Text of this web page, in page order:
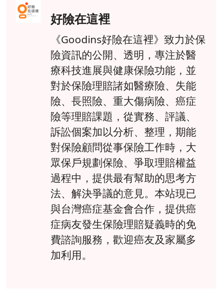
好險在這裡
《Goodins好險在這裡》致力於保
險資訊的公開、透明，專注於醫
療科技進展與健康保險功能，並
對於保險理賠諸如醫療險、失能
險、長照險、重大傷病險、癌症
險等理賠課題，從實務、評議、
訴訟個案加以分析、整理，期能
對保險顧問從事保險工作時，大
眾保戶規劃保險、爭取理賠權益
過程中，提供最有幫助的思考方
法、解決爭議的意見。本站現已
與台灣癌症基金會合作，提供癌
症病友發生保險理賠疑義時的免
費諮詢服務，歡迎癌友及家屬多
加利用。